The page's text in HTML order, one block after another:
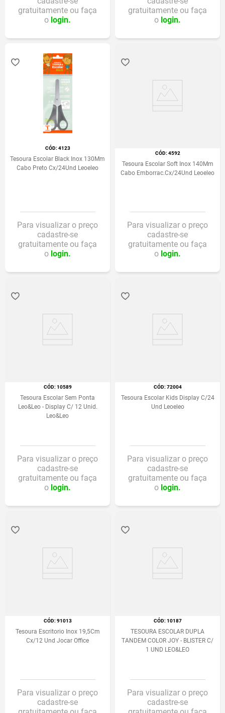
gratuitamente ou faça
o login.
gratuitamente ou faça
o login.
:4123
Tesoura Escolar Black Inox 130Mm
Cabo Preto Cx/24Und Leoeleo
Para visualizar o preço
cadastre-se
gratuitamente ou faça
o login.
:4592
Tesoura Escolar Soft Inox 140Mm
Cabo Emborrac.Cx/24Und Leoeleo
Para visualizar o preço
cadastre-se
gratuitamente ou faça
o login.
:10589
Tesoura Escolar Sem Ponta
Leo&Leo - Display C/ 12 Unid.
Leo&Leo
Para visualizar o preço
cadastre-se
gratuitamente ou faça
o login.
:72004
Tesoura Escolar Kids Display C/24
Und Leoeleo
Para visualizar o preço
cadastre-se
gratuitamente ou faça
o login.
:91013
Tesoura Escritorio Inox 19,5Cm
Cx/12 Und Jocar Office
Para visualizar o preço
cadastre-se
:10187
TESOURA ESCOLAR DUPLA
TANDEM COLOR JOY - BLISTER C/
1 UND LEO&LEO
Para visualizar o preço
cadastre-se